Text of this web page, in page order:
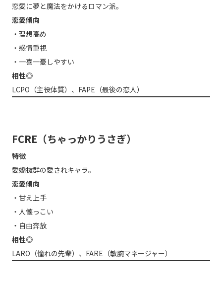
恋愛に夢と魔法をかけるロマン派。
恋愛傾向
・理想高め
・感情重視
・一喜一憂しやすい
相性◎
LCPO（主役体質）、FAPE（最後の恋人）
FCRE（ちゃっかりうさぎ）
特徴
愛嬌抜群の愛されキャラ。
恋愛傾向
・甘え上手
・人懐っこい
・自由奔放
相性◎
LARO（憧れの先輩）、FARE（敏腕マネージャー）